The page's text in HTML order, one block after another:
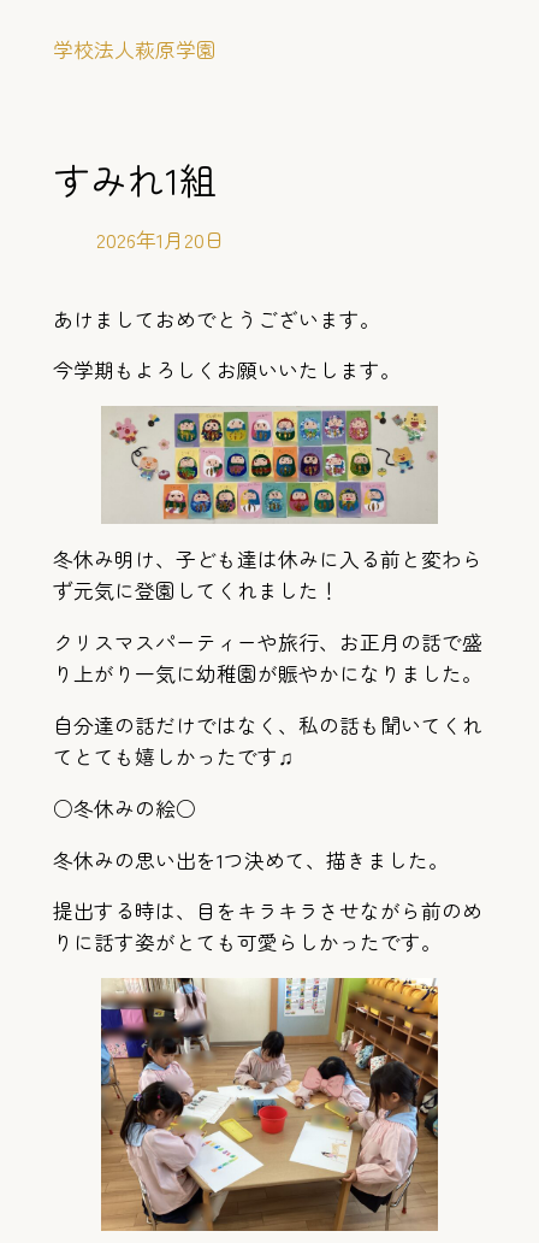
学校法人萩原学園
すみれ1組
2026年1月20日
あけましておめでとうございます。
今学期もよろしくお願いいたします。
冬休み明け、子ども達は休みに入る前と変わら
ず元気に登園してくれました！
クリスマスパーティーや旅行、お正月の話で盛
り上がり一気に幼稚園が賑やかになりました。
自分達の話だけではなく、私の話も聞いてくれ
てとても嬉しかったです♫
○冬休みの絵○
冬休みの思い出を1つ決めて、描きました。
提出する時は、目をキラキラさせながら前のめ
りに話す姿がとても可愛らしかったです。